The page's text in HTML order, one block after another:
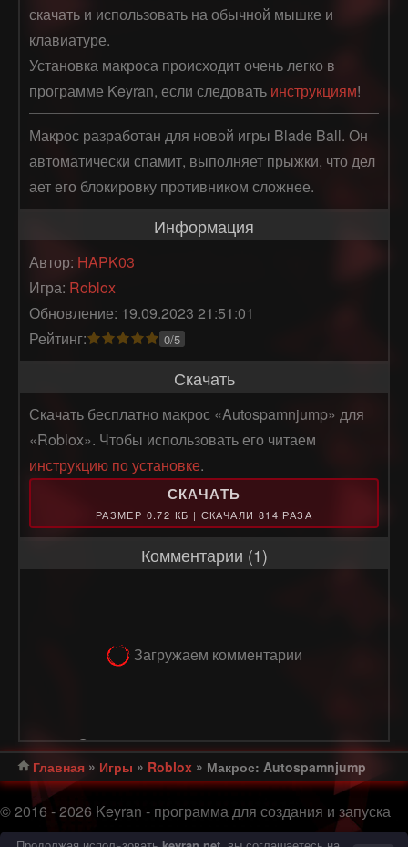
скачать и использовать на обычной мышке и
клавиатуре.
Установка макроса происходит очень легко в
программе Keyran, если следовать инструкциям!
Макрос разработан для новой игры Blade Ball. Он
автоматически спамит, выполняет прыжки, что дел
ает его блокировку противником сложнее.
Информация
Автор: HAPK03
Игра: Roblox
Обновление: 19.09.2023 21:51:01
Рейтинг:
0/5
Скачать
Скачать бесплатно макрос «Autospamnjump» для
«Roblox». Чтобы использовать его читаем
инструкцию по установке.
СКАЧАТЬ
РАЗМЕР 0.72 КБ | СКАЧАЛИ 814 РАЗА
Комментарии (1)
Загружаем комментарии
Оставлять комментарии могут только
авторизованные пользователи
ВОЙТИ
Главная » Игры » Roblox » Макрос: Autospamnjump
© 2016 - 2026 Keyran - программа для создания и запуска
макросов |Соглашение с пользователем|Политика